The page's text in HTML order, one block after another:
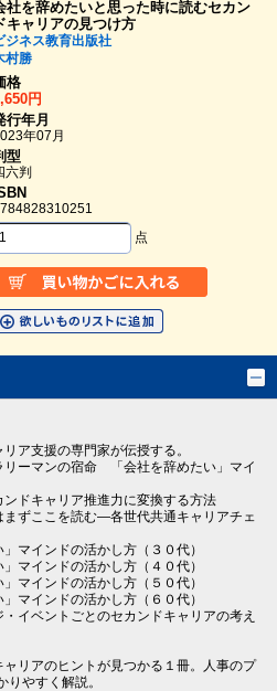
社を辞めたいと思った時に読むセカン
ドキャリアの見つけ方
ジネス教育出版社
村勝
格
円
行年月
年07月
型
六判
点
ア支援の専門家が伝授する。
ーマンの宿命 「会社を辞めたい」マイ
ドキャリア推進力に変換する方法
ずここを読む―各世代共通キャリアチェ
マインドの活かし方（３０代）
マインドの活かし方（４０代）
マインドの活かし方（５０代）
マインドの活かし方（６０代）
イベントごとのセカンドキャリアの考え
リアのヒントが見つかる１冊。人事のプ
やすく解説。